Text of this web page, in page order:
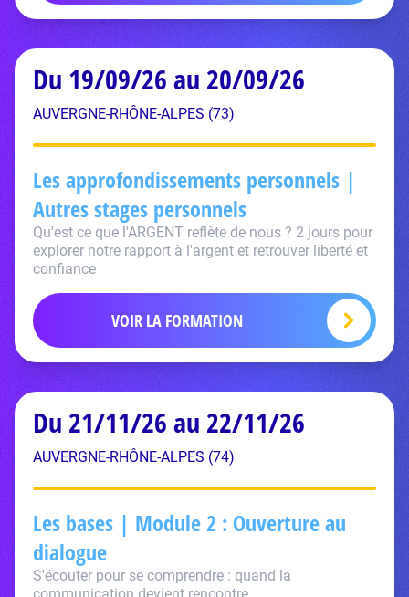
Du 19/09/26 au 20/09/26
AUVERGNE-RHÔNE-ALPES (73)
Les approfondissements personnels |
Autres stages personnels
Qu'est ce que l'ARGENT reflète de nous ? 2 jours pour
explorer notre rapport à l'argent et retrouver liberté et
confiance
VOIR LA FORMATION
Du 21/11/26 au 22/11/26
AUVERGNE-RHÔNE-ALPES (74)
Les bases | Module 2 : Ouverture au
dialogue
S'écouter pour se comprendre : quand la